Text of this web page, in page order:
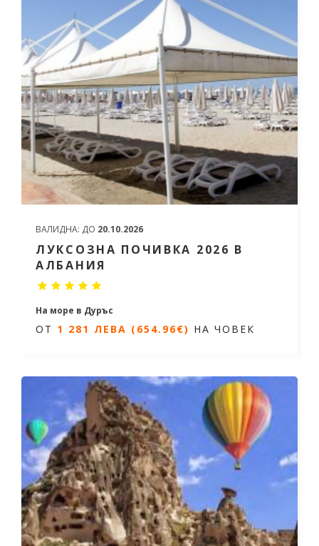
ВАЛИДНА: ДО 20.10.2026
ЛУКСОЗНА ПОЧИВКА 2026 В
АЛБАНИЯ
На море в Дуръс
7 нощувки/ 8 дни
ОТ 1 281 ЛЕВА (654.96€) НА ЧОВЕК
ОТ 1 281 ЛЕВА (654.96€) НА ЧОВЕК